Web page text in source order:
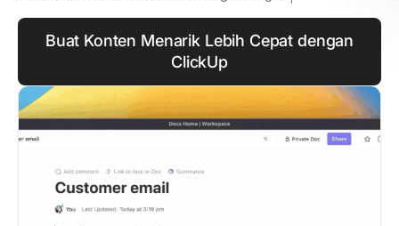
Buat Konten Menarik Lebih Cepat dengan
ClickUp